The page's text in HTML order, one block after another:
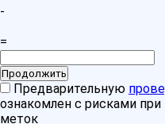
-
=
Предварительную
ознакомлен с рисками
меток